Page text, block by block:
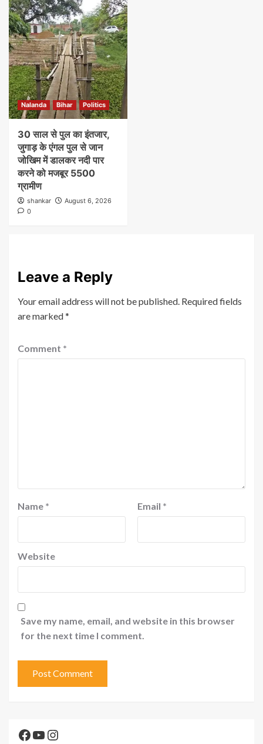
Nalanda Bihar Politics
30 साल से पुल का इंतजार,
जुगाड़ के एंगल पुल से जान
जोखिम में डालकर नदी पार
करने को मजबूर 5500
ग्रामीण
shankar
August 6, 2026
0
Leave a Reply
Your email address will not be published. Required fields
are marked*
Comment *
Name * Email *
Website
Save my name, email, and website in this browser
for the next time I comment.
Facebook
YouTube
Instagram